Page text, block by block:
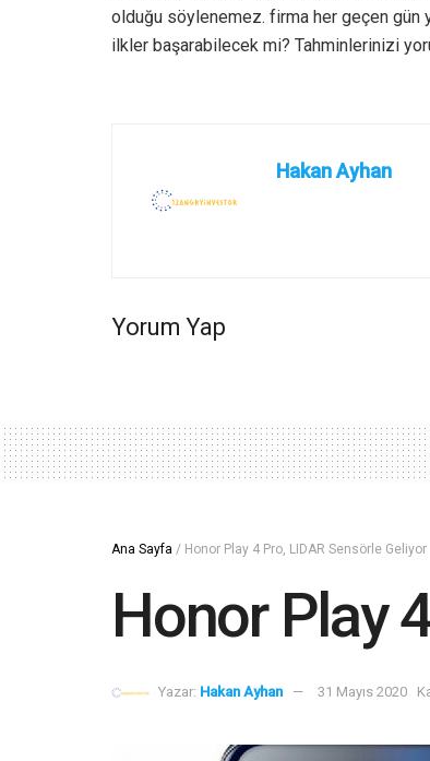
olduğu söylenemez. firma her geçen
ilkler başarabilecek mi? Tahminlerinizi
Hakan Ayhan
Yorum Yap
Ana Sayfa / Honor Play 4 Pro, LIDAR Sensörle Geliyor
Honor Play
Yazar: Hakan Ayhan 31 Mayıs 2020